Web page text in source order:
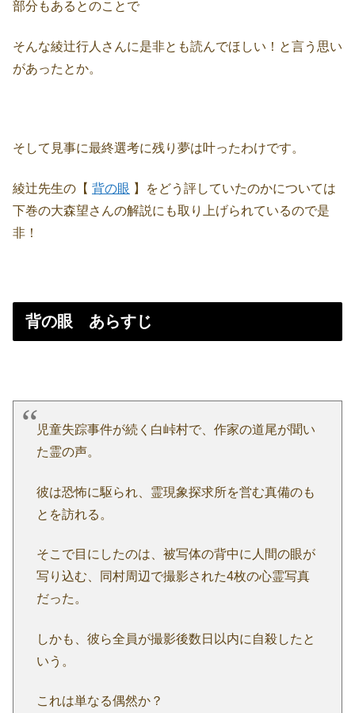
部分もあるとのことで
そんな綾辻行人さんに是非とも読んでほしい！と言う思い
があったとか。
そして見事に最終選考に残り夢は叶ったわけです。
綾辻先生の【 背の眼 】をどう評していたのかについては
下巻の大森望さんの解説にも取り上げられているので是
非！
背の眼 あらすじ
児童失踪事件が続く白峠村で、作家の道尾が聞い
た霊の声。
彼は恐怖に駆られ、霊現象探求所を営む真備のも
とを訪れる。
そこで目にしたのは、被写体の背中に人間の眼が
写り込む、同村周辺で撮影された4枚の心霊写真
だった。
しかも、彼ら全員が撮影後数日以内に自殺したと
いう。
これは単なる偶然か？